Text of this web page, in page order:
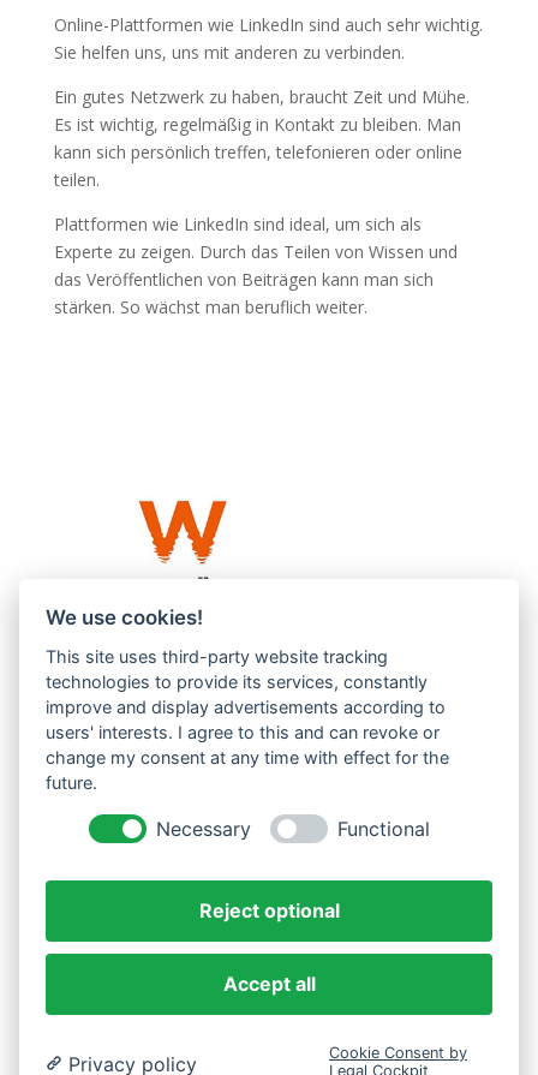
Online-Plattformen wie LinkedIn sind auch sehr wichtig.
Sie helfen uns, uns mit anderen zu verbinden.
Ein gutes Netzwerk zu haben, braucht Zeit und Mühe.
Es ist wichtig, regelmäßig in Kontakt zu bleiben. Man
kann sich persönlich treffen, telefonieren oder online
teilen.
Plattformen wie LinkedIn sind ideal, um sich als
Experte zu zeigen. Durch das Teilen von Wissen und
das Veröffentlichen von Beiträgen kann man sich
stärken. So wächst man beruflich weiter.
Westküste UG (haftungsbeschränkt)
Menzlingen 14 B
51503 Rösrath
Datenschutzerklärung
We use cookies!
This site uses third-party website tracking
technologies to provide its services, constantly
improve and display advertisements according to
users' interests. I agree to this and can revoke or
change my consent at any time with effect for the
future.
Necessary Functional
Reject optional
Accept all
Privacy policy
Cookie Consent by
Legal Cockpit